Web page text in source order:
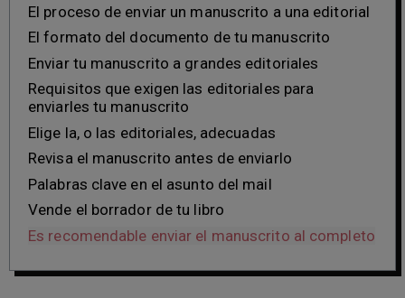
El proceso de enviar un manuscrito a una editorial
El formato del documento de tu manuscrito
Enviar tu manuscrito a grandes editoriales
Requisitos que exigen las editoriales para
enviarles tu manuscrito
Elige la, o las editoriales, adecuadas
Revisa el manuscrito antes de enviarlo
Palabras clave en el asunto del mail
Vende el borrador de tu libro
Es recomendable enviar el manuscrito al completo